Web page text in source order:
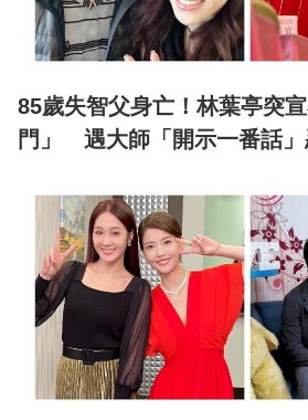
85歲失智父身亡！林葉亭突
門」 遇大師「開示一番話」